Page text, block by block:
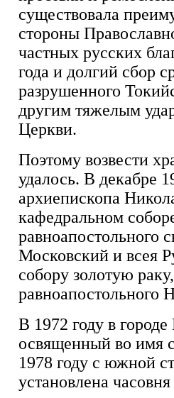
существовала
стороны
частных русских
года и долгий сбор
разрушенного
другим тяжелым
Церкви.
Поэтому возвести
удалось. В декабре
архиепископа
кафедральном
равноапостольного
Московский и всея
собору золотую
равноапостольного
В 1972 году в
освященный во имя
1978 году с южной
установлена